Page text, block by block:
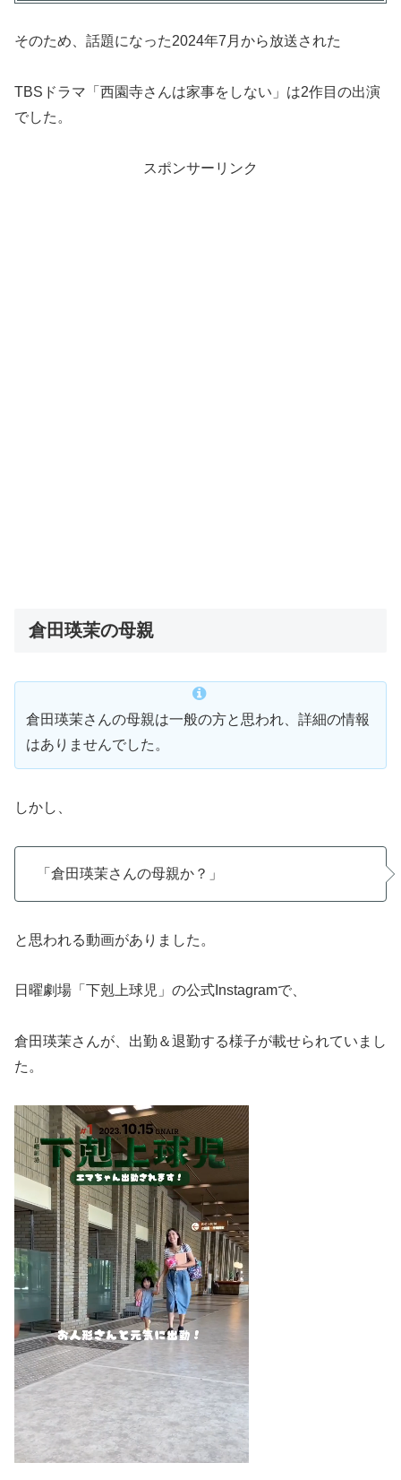
そのため、話題になった2024年7月から放送された
TBSドラマ「西園寺さんは家事をしない」は2作目の出演
でした。
スポンサーリンク
倉田瑛茉の母親
倉田瑛茉さんの母親は一般の方と思われ、詳細の情報
はありませんでした。
しかし、
「倉田瑛茉さんの母親か？」
と思われる動画がありました。
日曜劇場「下剋上球児」の公式Instagramで、
倉田瑛茉さんが、出勤＆退勤する様子が載せられていまし
た。